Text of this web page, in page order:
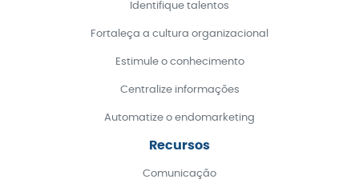
Identifique talentos
Fortaleça a cultura organizacional
Estimule o conhecimento
Centralize informações
Automatize o endomarketing
Recursos
Comunicação